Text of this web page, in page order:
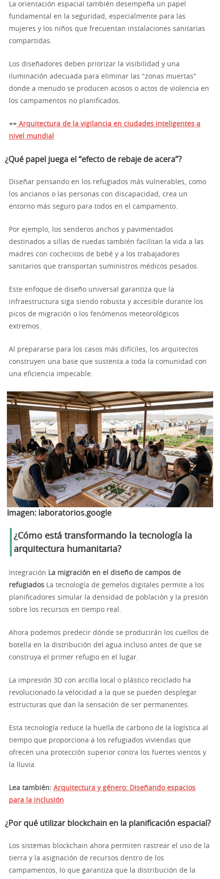
La orientación espacial también desempeña un papel
fundamental en la seguridad, especialmente para las
mujeres y los niños que frecuentan instalaciones sanitarias
compartidas.
Los diseñadores deben priorizar la visibilidad y una
iluminación adecuada para eliminar las "zonas muertas"
donde a menudo se producen acosos o actos de violencia en
los campamentos no planificados.
++ Arquitectura de la vigilancia en ciudades inteligentes a
nivel mundial
¿Qué papel juega el “efecto de rebaje de acera”?
Diseñar pensando en los refugiados más vulnerables, como
los ancianos o las personas con discapacidad, crea un
entorno más seguro para todos en el campamento.
Por ejemplo, los senderos anchos y pavimentados
destinados a sillas de ruedas también facilitan la vida a las
madres con cochecitos de bebé y a los trabajadores
sanitarios que transportan suministros médicos pesados.
Este enfoque de diseño universal garantiza que la
infraestructura siga siendo robusta y accesible durante los
picos de migración o los fenómenos meteorológicos
extremos.
Al prepararse para los casos más difíciles, los arquitectos
construyen una base que sustenta a toda la comunidad con
una eficiencia impecable.
Imagen: laboratorios.google
¿Cómo está transformando la tecnología la
arquitectura humanitaria?
Integración La migración en el diseño de campos de
refugiados La tecnología de gemelos digitales permite a los
planificadores simular la densidad de población y la presión
sobre los recursos en tiempo real.
Ahora podemos predecir dónde se producirán los cuellos de
botella en la distribución del agua incluso antes de que se
construya el primer refugio en el lugar.
La impresión 3D con arcilla local o plástico reciclado ha
revolucionado la velocidad a la que se pueden desplegar
estructuras que dan la sensación de ser permanentes.
Esta tecnología reduce la huella de carbono de la logística al
tiempo que proporciona a los refugiados viviendas que
ofrecen una protección superior contra los fuertes vientos y
la lluvia.
Lea también: Arquitectura y género: Diseñando espacios
para la inclusión
¿Por qué utilizar blockchain en la planificación espacial?
Los sistemas blockchain ahora permiten rastrear el uso de la
tierra y la asignación de recursos dentro de los
campamentos, lo que garantiza que la distribución de la